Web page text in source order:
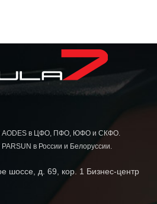
AODES в ЦФО, ПФО, ЮФО и СКФО.
в России и Белоруссии.
шоссе, д. 69, кор. 1 Бизнес-центр